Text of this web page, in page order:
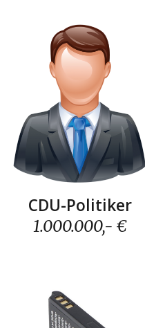
CDU-Politiker
1.000.000,- €